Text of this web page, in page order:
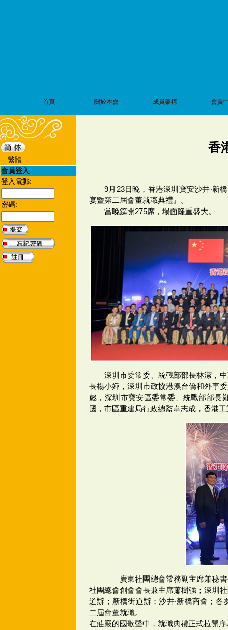
首頁 關於本會 成員架構 會員
繁體
會員登入
登入電郵:
密碼:
香
9月23日晚，香港深圳寶安沙井‧新
宴暨第二屆會董就職典禮』。
當晚筵開275席，場面隆重盛大。
深圳市委常委、統戰部部長林潔，
長楊小嬋，深圳市政協港澳台僑和外事
彪，深圳市寶安區委常委、統戰部部長
國，市區重建局行政總監韋志成，香港
廣東社團總會常務副主席兼秘書
社團總會創會會長兼主席蕭樹強；深圳
道辦；新橋街道辦；沙井‧新橋商會；
二屆會董就職。
在莊嚴的國歌聲中，就職典禮正式拉開